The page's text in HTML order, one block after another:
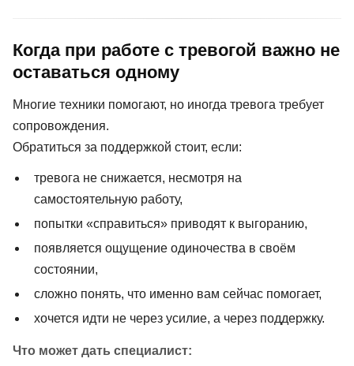
Когда при работе с тревогой важно не
оставаться одному
Многие техники помогают, но иногда тревога требует
сопровождения.
Обратиться за поддержкой стоит, если:
тревога не снижается, несмотря на
самостоятельную работу,
попытки «справиться» приводят к выгоранию,
появляется ощущение одиночества в своём
состоянии,
сложно понять, что именно вам сейчас помогает,
хочется идти не через усилие, а через поддержку.
Что может дать специалист: